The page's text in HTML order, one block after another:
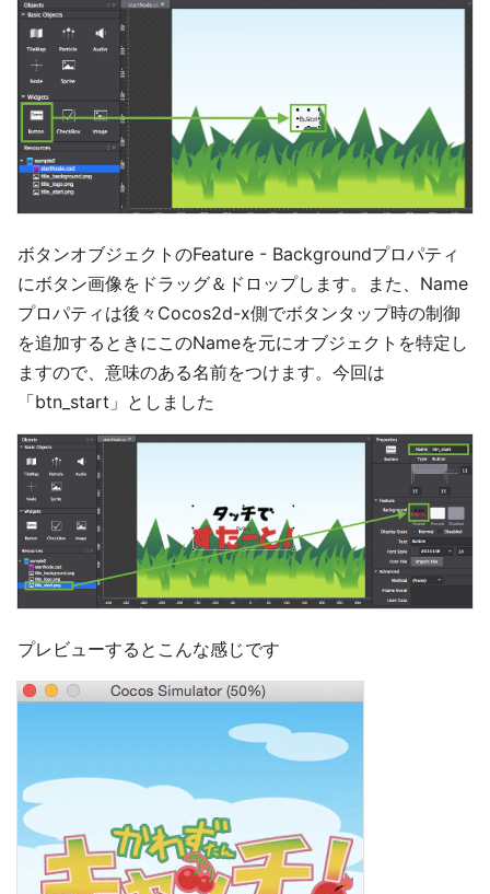
ボタンオブジェクトのFeature - Backgroundプロパティ
にボタン画像をドラッグ＆ドロップします。また、Name
プロパティは後々Cocos2d-x側でボタンタップ時の制御
を追加するときにこのNameを元にオブジェクトを特定し
ますので、意味のある名前をつけます。今回は
「btn_start」としました
プレビューするとこんな感じです